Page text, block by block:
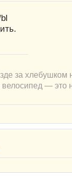
за хлебушком
велосипед — это